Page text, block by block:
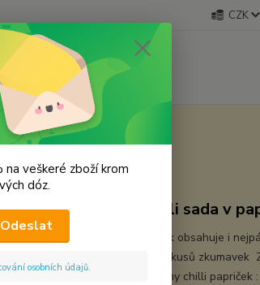
CZK
Dárková chilli sada v
Chilli sada papriček obsahuje i
Carolina Reaper 8 kusů
Obsahuje tyto druhy chilli papriček
veškeré zboží krom
dóz.
Odeslat
osobních údajů.